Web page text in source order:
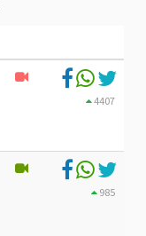
4407
985